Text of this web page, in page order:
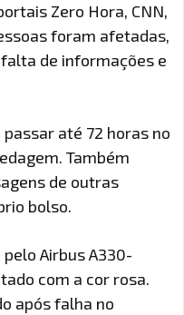
Zero Hora, CNN,
foram afetadas,
de informações e
até 72 horas no
Também
de outras
bolso.
Airbus A330-
com a cor rosa.
após falha no